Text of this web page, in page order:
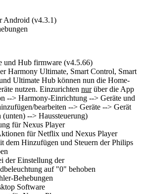
Android (v4.3.1)
und Hub firmware (v4.5.66)
Harmony Ultimate, Smart Control, Smart
Ultimate Hub können nun die Home-
nutzen. Einzurichten nurüber die App
--> Harmony-Einrichtung --> Geräte und
bearbeiten --> Geräte --> Gerät
(unten) --> Haussteuerung)
für Nexus Player
für Netflix und Nexus Player
dem Hinzufügen und Steuern der Philips
der Einstellung der
auf "0" behoben
Behebungen
Software